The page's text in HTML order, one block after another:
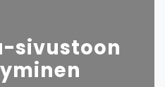
sivustoon